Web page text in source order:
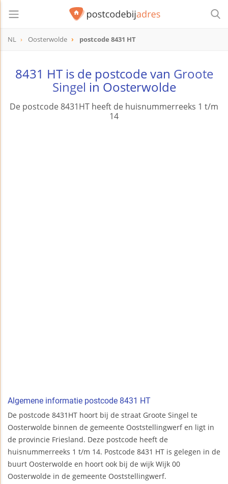
NL Oosterwolde postcode 8431 HT
8431 HT is de postcode van Groote
Singel in Oosterwolde
De postcode 8431HT heeft de huisnummerreeks 1 t/m
14
Algemene informatie postcode 8431 HT
De postcode 8431HT hoort bij de straat Groote Singel te
Oosterwolde binnen de gemeente Ooststellingwerf en ligt in
de provincie Friesland. Deze postcode heeft de
huisnummerreeks 1 t/m 14. Postcode 8431 HT is gelegen in de
buurt Oosterwolde en hoort ook bij de wijk Wijk 00
Oosterwolde in de gemeente Ooststellingwerf.